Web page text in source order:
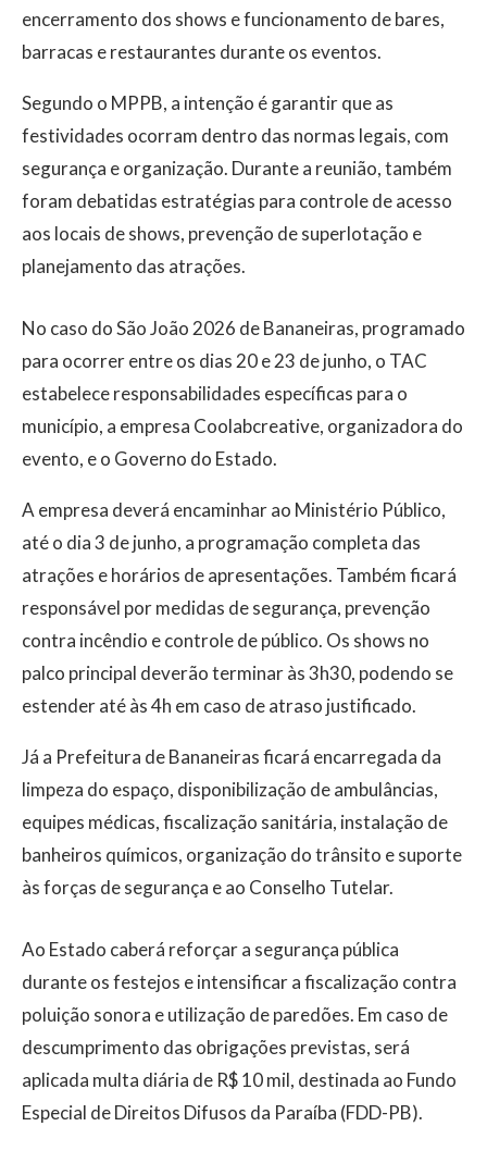
encerramento dos shows e funcionamento de bares,
barracas e restaurantes durante os eventos.
Segundo o MPPB, a intenção é garantir que as
festividades ocorram dentro das normas legais, com
segurança e organização. Durante a reunião, também
foram debatidas estratégias para controle de acesso
aos locais de shows, prevenção de superlotação e
planejamento das atrações.
No caso do São João 2026 de Bananeiras, programado
para ocorrer entre os dias 20 e 23 de junho, o TAC
estabelece responsabilidades específicas para o
município, a empresa Coolabcreative, organizadora do
evento, e o Governo do Estado.
A empresa deverá encaminhar ao Ministério Público,
até o dia 3 de junho, a programação completa das
atrações e horários de apresentações. Também ficará
responsável por medidas de segurança, prevenção
contra incêndio e controle de público. Os shows no
palco principal deverão terminar às 3h30, podendo se
estender até às 4h em caso de atraso justificado.
Já a Prefeitura de Bananeiras ficará encarregada da
limpeza do espaço, disponibilização de ambulâncias,
equipes médicas, fiscalização sanitária, instalação de
banheiros químicos, organização do trânsito e suporte
às forças de segurança e ao Conselho Tutelar.
Ao Estado caberá reforçar a segurança pública
durante os festejos e intensificar a fiscalização contra
poluição sonora e utilização de paredões. Em caso de
descumprimento das obrigações previstas, será
aplicada multa diária de R$ 10 mil, destinada ao Fundo
Especial de Direitos Difusos da Paraíba (FDD-PB).